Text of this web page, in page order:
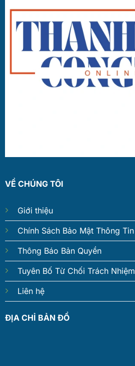
VỀ CHÚNG TÔI
Giới thiệu
Chính Sách Bảo Mật Thông Tin
Thông Báo Bản Quyền
Tuyên Bố Từ Chối Trách Nhiệm
Liên hệ
ĐỊA CHỈ BẢN ĐỒ